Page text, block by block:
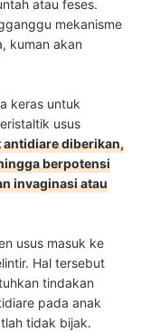
atau feses.
mekanisme
kuman akan
keras untuk
usus
antidiare diberikan,
berpotensi
invaginasi atau
usus masuk ke
Hal tersebut
tindakan
pada anak
tidak bijak.